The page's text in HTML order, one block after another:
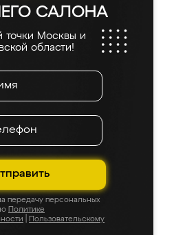
САЛОНА
точки Москвы и
области!
передачу персональных
Политике
Пользовательскому